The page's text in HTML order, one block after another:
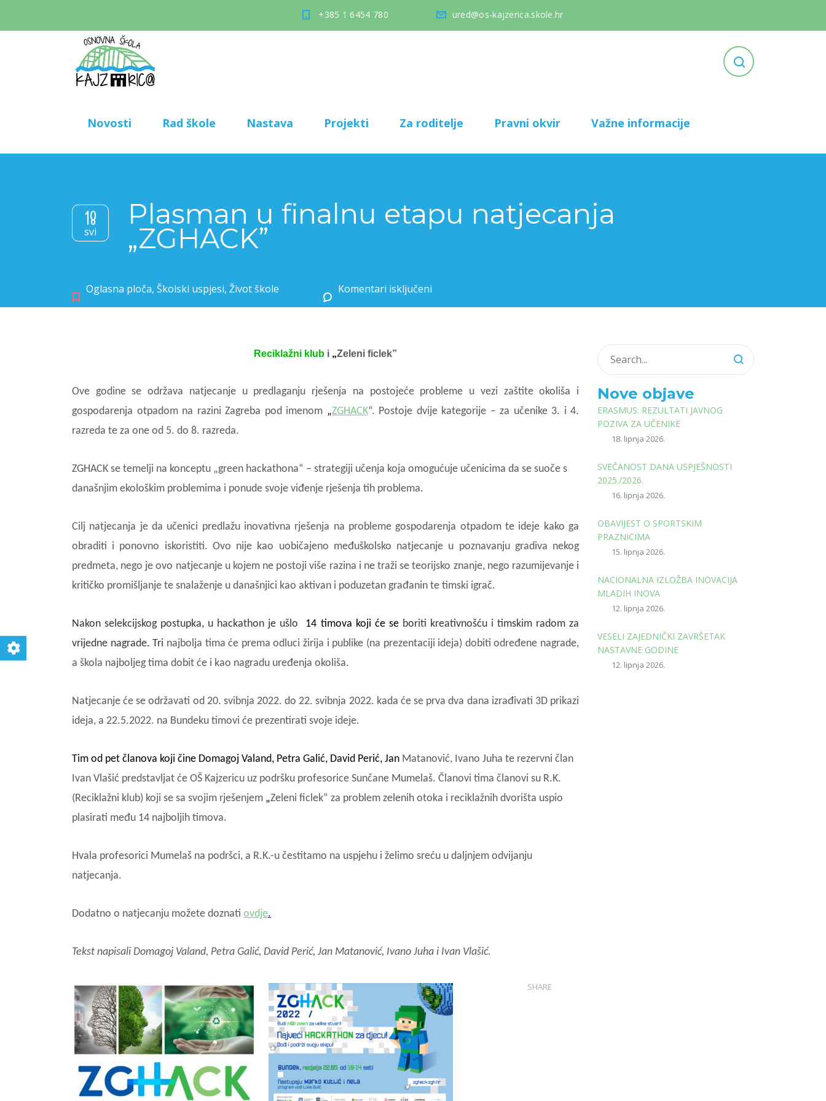
+385 1 6454 780 ured@os-kajzerica.skole.hr
Novosti Rad škole Nastava Projekti Za roditelje Pravni okvir Važne informacije
18
svi
Plasman u finalnu etapu natjecanja
„ZGHACK”
Oglasna ploča, Školski uspjesi, Život škole Komentari isključeni
Reciklažni klub i „Zeleni ficlek”
Ove godine se održava natjecanje u predlaganju rješenja na postojeće probleme u vezi zaštite okoliša i
gospodarenja otpadom na razini Zagreba pod imenom „ZGHACK“. Postoje dvije kategorije – za učenike 3. i 4.
razreda te za one od 5. do 8. razreda.
ZGHACK se temelji na konceptu „green hackathona“ – strategiji učenja koja omogućuje učenicima da se suoče s
današnjim ekološkim problemima i ponude svoje viđenje rješenja tih problema.
Cilj natjecanja je da učenici predlažu inovativna rješenja na probleme gospodarenja otpadom te ideje kako ga
obraditi i ponovno iskoristiti. Ovo nije kao uobičajeno međuškolsko natjecanje u poznavanju gradiva nekog
predmeta, nego je ovo natjecanje u kojem ne postoji više razina i ne traži se teorijsko znanje, nego razumijevanje i
kritičko promišljanje te snalaženje u današnjici kao aktivan i poduzetan građanin te timski igrač.
Nakon selekcijskog postupka, u hackathon je ušlo 14 timova koji će se boriti kreativnošću i timskim radom za
vrijedne nagrade. Tri najbolja tima će prema odluci žirija i publike (na prezentaciji ideja) dobiti određene nagrade,
a škola najboljeg tima dobit će i kao nagradu uređenja okoliša.
Natjecanje će se održavati od 20. svibnja 2022. do 22. svibnja 2022. kada će se prva dva dana izrađivati 3D prikazi
ideja, a 22.5.2022. na Bundeku timovi će prezentirati svoje ideje.
Tim od pet članova koji čine Domagoj Valand, Petra Galić, David Perić, Jan Matanović, Ivano Juha te rezervni član
Ivan Vlašić predstavljat će OŠ Kajzericu uz podršku profesorice Sunčane Mumelaš. Članovi tima članovi su R.K.
(Reciklažni klub) koji se sa svojim rješenjem „Zeleni ficlek” za problem zelenih otoka i reciklažnih dvorišta uspio
plasirati među 14 najboljih timova.
Hvala profesorici Mumelaš na podršci, a R.K.-u čestitamo na uspjehu i želimo sreću u daljnjem odvijanju
natjecanja.
Dodatno o natjecanju možete doznati ovdje.
Tekst napisali Domagoj Valand, Petra Galić, David Perić, Jan Matanović, Ivano Juha i Ivan Vlašić.
SHARE
Nove objave
ERASMUS: REZULTATI JAVNOG
POZIVA ZA UČENIKE
18. lipnja 2026.
SVEČANOST DANA USPJEŠNOSTI
2025./2026.
16. lipnja 2026.
OBAVIJEST O SPORTSKIM
PRAZNICIMA
15. lipnja 2026.
NACIONALNA IZLOŽBA INOVACIJA
MLADIH INOVA
12. lipnja 2026.
VESELI ZAJEDNIČKI ZAVRŠETAK
NASTAVNE GODINE
12. lipnja 2026.